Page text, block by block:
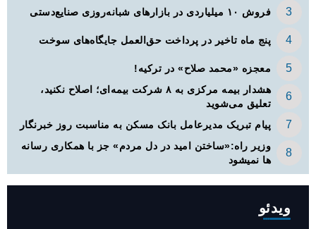
فروش ۱۰ میلیاردی در بازارهای شبانه‌روزی صنایع‌دستی
پنج ماه تاخیر در پرداخت حق‌العمل جایگاه‌های سوخت
معجزه «محمد صلاح» در ترکیه!
هشدار بیمه مرکزی به ۸ شرکت بیمه‌ای؛ اصلاح نکنید،
تعلیق می‌شوید
پیام تبریک مدیرعامل بانک مسکن به مناسبت روز خبرنگار
وزیر راه:«ساختن امید در دل مردم» جز با همکاری رسانه
ها نمیشود
ویدئو